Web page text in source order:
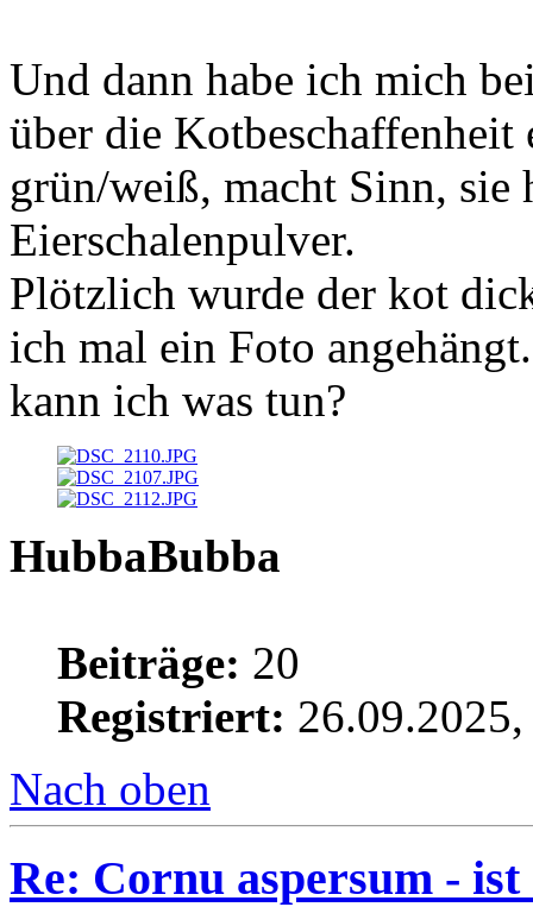
Und dann habe ich mich
über die Kotbeschaffenheit
grün/weiß, macht Sinn, sie
Eierschalenpulver.
Plötzlich wurde der kot
ich mal ein Foto
kann ich was tun?
HubbaBubba
Beiträge: 20
Registriert:
Nach oben
Re: Cornu aspersum -